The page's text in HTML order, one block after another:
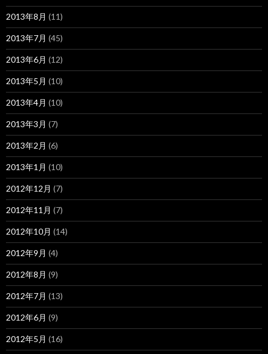
2013年8月 (11)
2013年7月 (45)
2013年6月 (12)
2013年5月 (10)
2013年4月 (10)
2013年3月 (7)
2013年2月 (6)
2013年1月 (10)
2012年12月 (7)
2012年11月 (7)
2012年10月 (14)
2012年9月 (4)
2012年8月 (9)
2012年7月 (13)
2012年6月 (9)
2012年5月 (16)